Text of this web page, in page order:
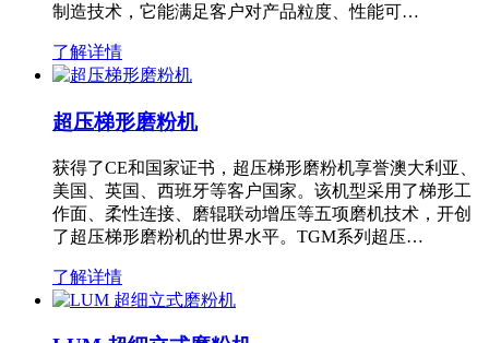
制造技术，它能满足客户对产品粒度、性能可…
了解详情
超压梯形磨粉机
获得了CE和国家证书，超压梯形磨粉机享誉澳大利亚、
美国、英国、西班牙等客户国家。该机型采用了梯形工
作面、柔性连接、磨辊联动增压等五项磨机技术，开创
了超压梯形磨粉机的世界水平。TGM系列超压…
了解详情